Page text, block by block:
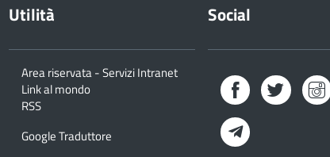
Utilità
Area riservata - Servizi Intranet
Link al mondo
RSS
Google Traduttore
Social
FacebookTwitter